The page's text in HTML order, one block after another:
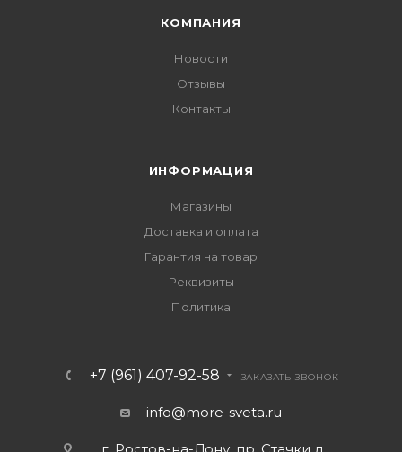
КОМПАНИЯ
Новости
Отзывы
Контакты
ИНФОРМАЦИЯ
Магазины
Доставка и оплата
Гарантия на товар
Реквизиты
Политика
+7 (961) 407-92-58 ЗАКАЗАТЬ ЗВОНОК
info@more-sveta.ru